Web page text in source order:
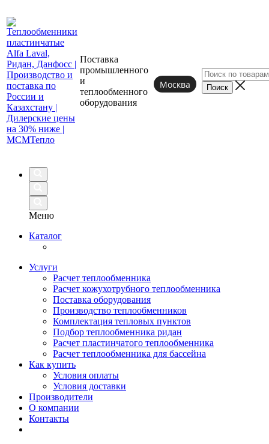
Поставка
промышленного
и
теплообменного
оборудования
Москва
Меню
Каталог
Услуги
Расчет теплообменника
Расчет кожухотрубного теплообменника
Поставка оборудования
Производство теплообменников
Комплектация тепловых пунктов
Подбор теплообменника ридан
Расчет пластинчатого теплообменника
Расчет теплообменника для бассейна
Как купить
Условия оплаты
Условия доставки
Производители
О компании
Контакты